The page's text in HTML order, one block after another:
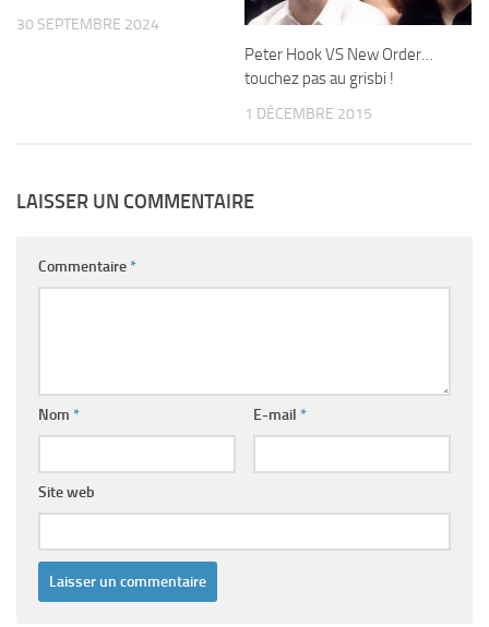
30 SEPTEMBRE 2024
Peter Hook VS New Order…
touchez pas au grisbi !
1 DÉCEMBRE 2015
LAISSER UN COMMENTAIRE
Commentaire*
Nom * E-mail *
Site web